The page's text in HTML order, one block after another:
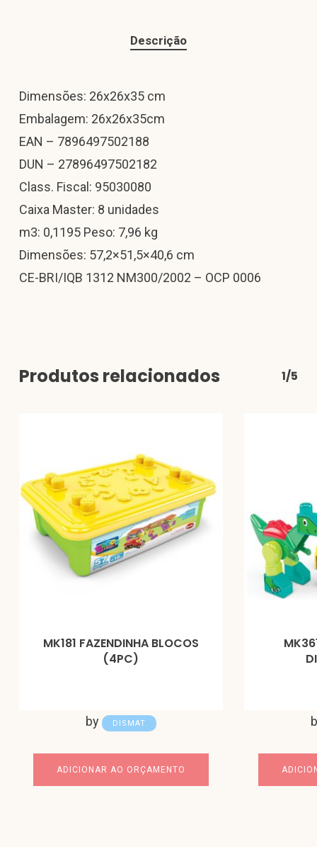
Descrição
Dimensões: 26x26x35 cm
Embalagem: 26x26x35cm
EAN – 7896497502188
DUN – 27896497502182
Class. Fiscal: 95030080
Caixa Master: 8 unidades
m3: 0,1195 Peso: 7,96 kg
Dimensões: 57,2×51,5×40,6 cm
CE-BRI/IQB 1312 NM300/2002 – OCP 0006
Produtos relacionados 1/5
MK181 FAZENDINHA BLOCOS
(4PC)
by DISMAT
ADICIONAR AO ORÇAMENTO